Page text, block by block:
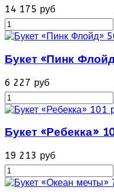
14 175 руб
Букет «Пинк
6 227 руб
Букет «Ребекка»
19 213 руб